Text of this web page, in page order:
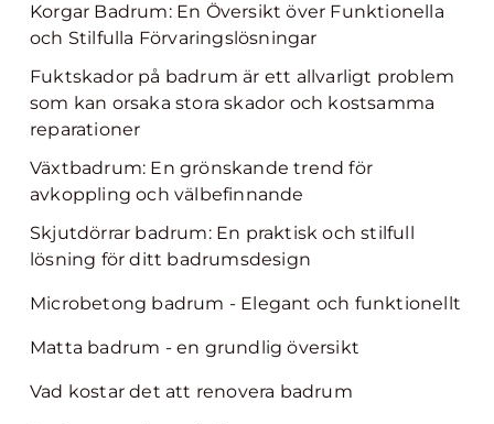
Korgar Badrum: En Översikt över Funktionella
och Stilfulla Förvaringslösningar
Fuktskador på badrum är ett allvarligt problem
som kan orsaka stora skador och kostsamma
reparationer
Växtbadrum: En grönskande trend för
avkoppling och välbefinnande
Skjutdörrar badrum: En praktisk och stilfull
lösning för ditt badrumsdesign
Microbetong badrum - Elegant och funktionellt
Matta badrum - en grundlig översikt
Vad kostar det att renovera badrum